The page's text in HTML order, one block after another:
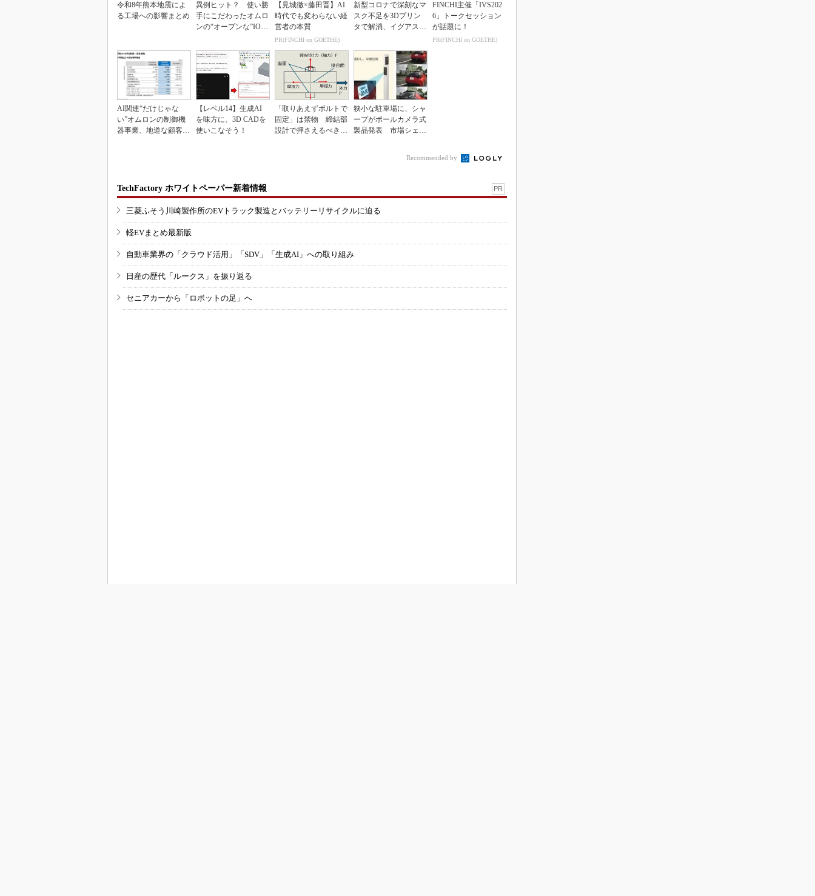
令和8年熊本地震によ
る工場への影響まとめ
異例ヒット？ 使い勝
手にこだわったオムロ
ンの“オープンな”IO-L
【見城徹×藤田晋】AI
時代でも変わらない経
営者の本質
PR(FINCHI on GOETHE)
新型コロナで深刻なマ
スク不足を3Dプリン
タで解消、イグアスが
FINCHI主催「IVS202
6」トークセッション
が話題に！
PR(FINCHI on GOETHE)
AI関連“だけじゃな
い”オムロンの制御機
器事業、地道な顧客基
【レベル14】生成AI
を味方に、3D CADを
使いこなそう！
「取りあえずボルトで
固定」は禁物 締結部
設計で押さえるべき基
狭小な駐車場に、シャ
ープがポールカメラ式
製品発表 市場シェア
Recommended by
TechFactory ホワイトペーパー新着情報 PR
三菱ふそう川崎製作所のEVトラック製造とバッテリーリサイクルに迫る
軽EVまとめ最新版
自動車業界の「クラウド活用」「SDV」「生成AI」への取り組み
日産の歴代「ルークス」を振り返る
セニアカーから「ロボットの足」へ